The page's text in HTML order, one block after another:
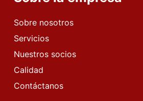
Sobre nosotros
Servicios
Nuestros socios
Calidad
Contáctanos